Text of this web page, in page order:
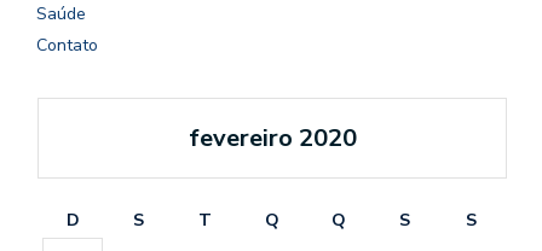
Saúde
Contato
fevereiro 2020
D S T Q Q S
S